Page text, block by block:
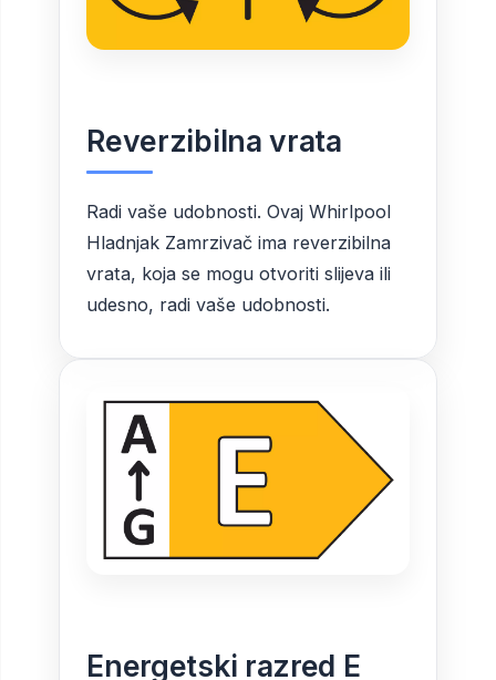
Reverzibilna vrata
Radi vaše udobnosti. Ovaj Whirlpool
Hladnjak Zamrzivač ima reverzibilna
vrata, koja se mogu otvoriti slijeva ili
udesno, radi vaše udobnosti.
Energetski razred E